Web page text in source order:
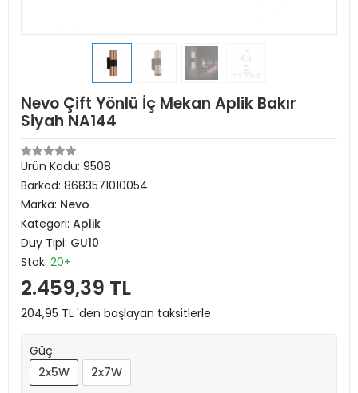
Nevo Çift Yönlü İç Mekan Aplik Bakır
Siyah NA144
Ürün Kodu: 9508
Barkod: 8683571010054
Marka: Nevo
Kategori: Aplik
Duy Tipi: GU10
Stok: 20+
2.459,39 TL
204,95 TL 'den başlayan taksitlerle
Güç:
2x5W
2x7W